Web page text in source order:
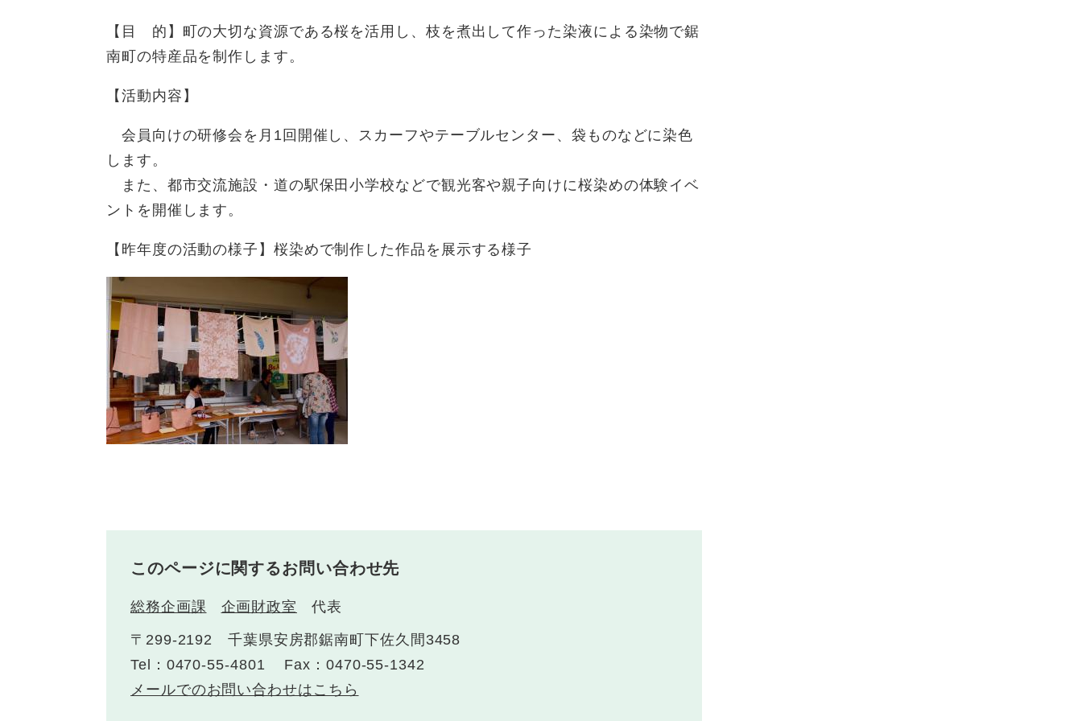
【目 的】町の大切な資源である桜を活用し、枝を煮出して作った染液による染物で鋸
南町の特産品を制作します。
【活動内容】
会員向けの研修会を月1回開催し、スカーフやテーブルセンター、袋ものなどに染色
します。
また、都市交流施設・道の駅保田小学校などで観光客や親子向けに桜染めの体験イベ
ントを開催します。
【昨年度の活動の様子】桜染めで制作した作品を展示する様子
このページに関するお問い合わせ先
総務企画課 企画財政室 代表
〒299-2192 千葉県安房郡鋸南町下佐久間3458
Tel：0470-55-4801
Fax：0470-55-1342
メールでのお問い合わせはこちら